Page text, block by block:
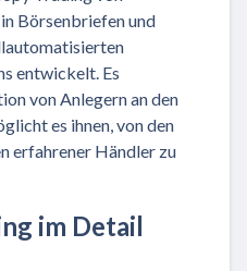
Börsenbriefen und
entwickelt. Es
von Anlegern an den
es ihnen, von den
erfahrener Händler zu
im Detail